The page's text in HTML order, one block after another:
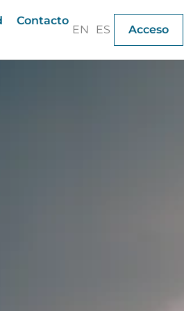
Contacto
EN ES Acceso